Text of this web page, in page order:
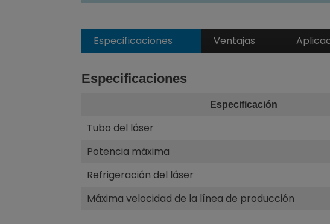
Especificaciones Ventajas
Especificaciones
Especificación
Tubo del láser
Potencia máxima
Refrigeración del láser
Máxima velocidad de la línea de producción